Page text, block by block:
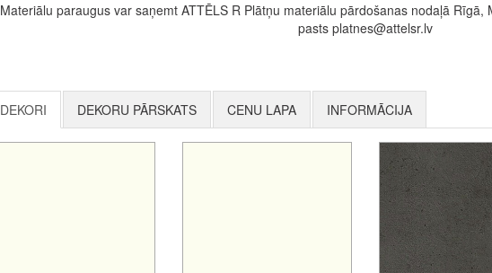
Materiālu paraugus var saņemt ATTĒLS R Plātņu materiālu pārdošanas nodaļā
pasts platnes@attelsr.lv
DEKORI DEKORU PĀRSKATS CENU LAPA INFORMĀCIJA